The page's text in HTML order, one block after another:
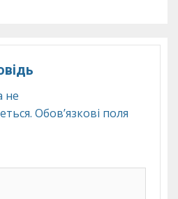
не
Обов’язкові поля